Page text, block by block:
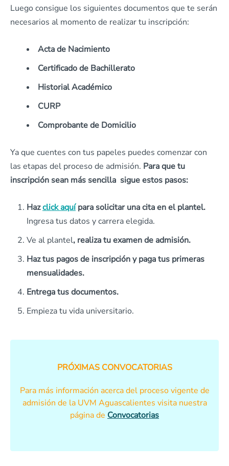
Luego consigue los siguientes documentos que te serán
necesarios al momento de realizar tu inscripción:
Acta de Nacimiento
Certificado de Bachillerato
Historial Académico
CURP
Comprobante de Domicilio
Ya que cuentes con tus papeles puedes comenzar con
las etapas del proceso de admisión. Para que tu
inscripción sean más sencilla sigue estos pasos:
Hazclick aquípara solicitar una cita en el plantel.
Ingresa tus datos y carrera elegida.
Ve al plantel, realiza tu examen de admisión.
Haz tus pagos de inscripción y paga tus primeras
mensualidades.
Entrega tus documentos.
Empieza tu vida universitario.
PRÓXIMAS CONVOCATORIAS
Para más información acerca del proceso vigente de
admisión de la UVM Aguascalientes visita nuestra
página de Convocatorias